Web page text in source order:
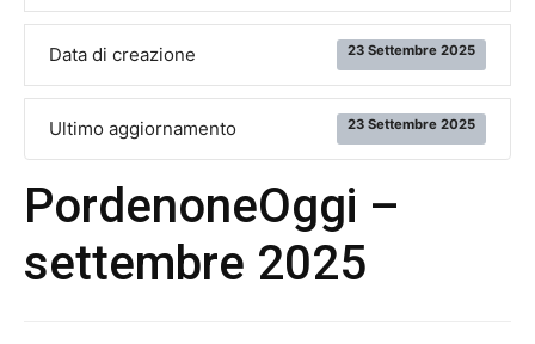
Data di creazione 23 Settembre 2025
Ultimo aggiornamento 23 Settembre 2025
PordenoneOggi –
settembre 2025